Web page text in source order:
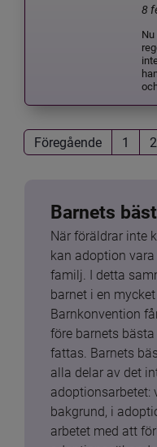
8
Föregående 1 2
Barnets
När föräldrar inte
kan adoption
familj. I detta
barnet i en
Barnkonvention
före barnets
fattas. Barnets
alla delar av det
adoptionsarbetet:
bakgrund, i
arbetet med att